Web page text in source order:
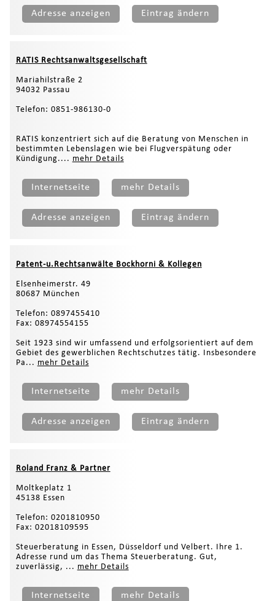
Adresse anzeigen Eintrag ändern
RATIS Rechtsanwaltsgesellschaft
Mariahilstraße 2
94032 Passau
Telefon: 0851-986130-0
RATIS konzentriert sich auf die Beratung von Menschen in
bestimmten Lebenslagen wie bei Flugverspätung oder
Kündigung.... mehr Details
Internetseite mehr Details
Adresse anzeigen Eintrag ändern
Patent-u.Rechtsanwälte Bockhorni & Kollegen
Elsenheimerstr. 49
80687 München
Telefon: 0897455410
Fax: 08974554155
Seit 1923 sind wir umfassend und erfolgsorientiert auf dem
Gebiet des gewerblichen Rechtschutzes tätig. Insbesondere
Pa... mehr Details
Internetseite mehr Details
Adresse anzeigen Eintrag ändern
Roland Franz & Partner
Moltkeplatz 1
45138 Essen
Telefon: 0201810950
Fax: 02018109595
Steuerberatung in Essen, Düsseldorf und Velbert. Ihre 1.
Adresse rund um das Thema Steuerberatung. Gut,
zuverlässig, ... mehr Details
Internetseite mehr Details